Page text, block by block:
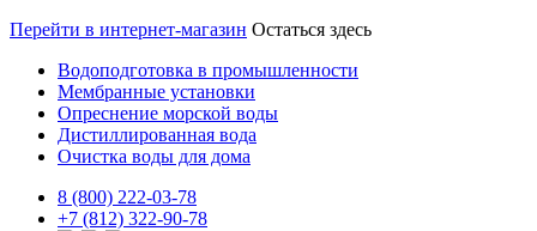
Перейти в интернет-магазин Остаться здесь
Водоподготовка в промышленности
Мембранные установки
Опреснение морской воды
Дистиллированная вода
Очистка воды для дома
8 (800) 222-03-78
+7 (812) 322-90-78